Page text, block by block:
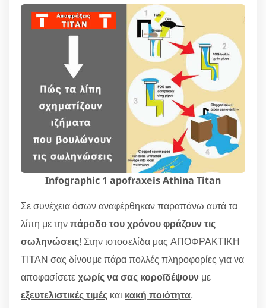
Infographic 1 apofraxeis Athina Titan
Σε συνέχεια όσων αναφέρθηκαν παραπάνω αυτά τα
λίπη με τηνπάροδο του χρόνου φράζουν τις
σωληνώσεις! Στην ιστοσελίδα μας ΑΠΟΦΡΑΚΤΙΚΗ
ΤΙΤΑΝ σας δίνουμε πάρα πολλές πληροφορίες για να
αποφασίσετεχωρίς να σας κοροϊδέψουν με
εξευτελιστικές τιμές και κακή ποιότητα.